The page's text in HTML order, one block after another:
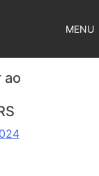
MENU
ao